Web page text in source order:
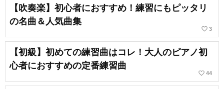
【吹奏楽】初心者におすすめ！練習にもピッタリ
の名曲＆人気曲集
favorite_border 3
【初級】初めての練習曲はコレ！大人のピアノ初
心者におすすめの定番練習曲
favorite_border 44